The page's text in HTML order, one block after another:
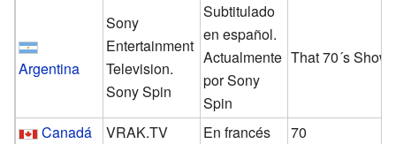
Argentina
Sony
Entertainment
Television.
Sony Spin
Subtitulado
en español.
Actualmente
por Sony
Spin
That 70´s Show
Canadá VRAK.TV En francés 70